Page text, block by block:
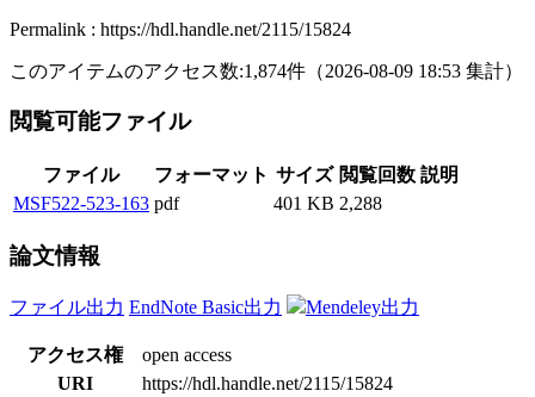
Permalink : https://hdl.handle.net/2115/15824
このアイテムのアクセス数:1,874件 （2026-08-09 18:53 集計）
閲覧可能ファイル
ファイル フォーマット サイズ 閲覧回数 説明
MSF522-523-163 pdf 401 KB 2,288
論文情報
ファイル出力 EndNote Basic出力 Mendeley出力
アクセス権
open access
URI
https://hdl.handle.net/2115/15824